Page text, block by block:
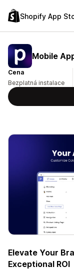
Shopify App
Mobile
Cena
Bezplatná instalace
Elevate Your
Exceptional ROI